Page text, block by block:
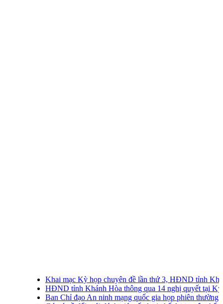
Khai mạc Kỳ họp chuyên đề lần thứ 3, HĐND tỉnh Khánh
HĐND tỉnh Khánh Hòa thông qua 14 nghị quyết tại Kỳ
Ban Chỉ đạo An ninh mạng quốc gia họp phiên thường kỳ